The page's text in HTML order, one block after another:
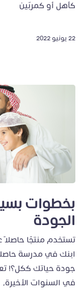
كأهل أو كمربّين
22 يونيو 2022
بخطوات
الجودة
تستخدم منتجًا
ابنك في مدرسة
جودة حياتك ككل؟!
في السنوات الأخيرة،